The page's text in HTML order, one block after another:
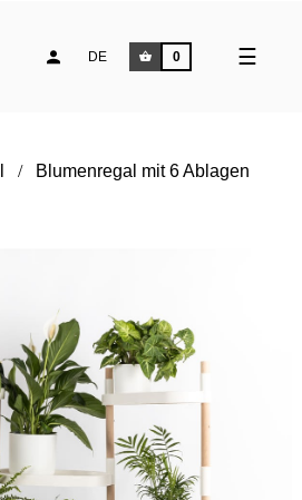
☰
DE 0
Blumenregal mit 6 Ablagen